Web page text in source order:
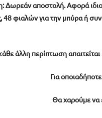
Δωρεάν αποστολή.Αφορά
48 φιαλών για την μπύρα ή
άλλη περίπτωση
Για
Θα χαρούμε να